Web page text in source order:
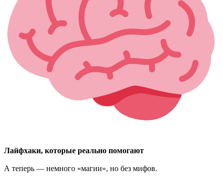
Лайфхаки, которые реально помогают
А теперь — немного «магии», но без мифов.